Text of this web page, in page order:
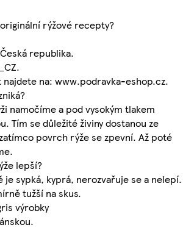
rýžové recepty?
republika.
na: www.podravka-eshop.cz.
namočíme a pod vysokým tlakem
Tím se důležité živiny dostanou ze
povrch rýže se zpevní. Až poté
lepší?
je sypká, kyprá, nerozvařuje se a nelepí.
tužší na skus.
výrobky